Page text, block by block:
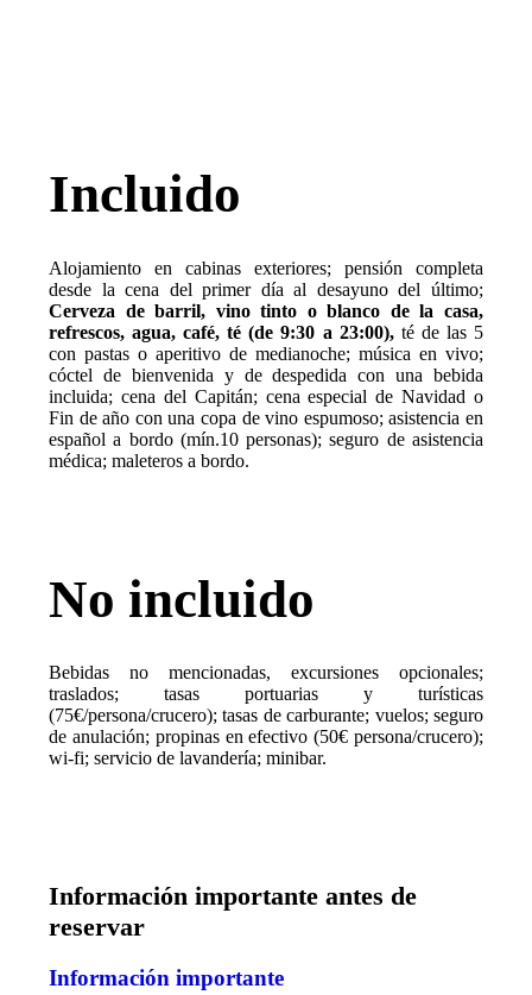
Incluido
Alojamiento en cabinas exteriores; pensión completa
desde la cena del primer día al desayuno del último;
Cerveza de barril, vino tinto o blanco de la casa,
refrescos, agua, café, té (de 9:30 a 23:00), té de las 5
con pastas o aperitivo de medianoche; música en vivo;
cóctel de bienvenida y de despedida con una bebida
incluida; cena del Capitán; cena especial de Navidad o
Fin de año con una copa de vino espumoso; asistencia en
español a bordo (mín.10 personas); seguro de asistencia
médica; maleteros a bordo.
No incluido
Bebidas no mencionadas, excursiones opcionales;
traslados; tasas portuarias y turísticas
(75€/persona/crucero); tasas de carburante; vuelos; seguro
de anulación; propinas en efectivo (50€ persona/crucero);
wi-fi; servicio de lavandería; minibar.
Información importante antes de
reservar
Información importante